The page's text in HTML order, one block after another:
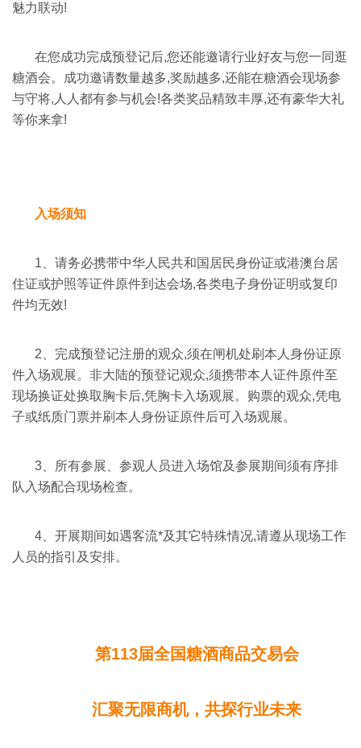
魅力联动!
在您成功完成预登记后,您还能邀请行业好友与您一同逛
糖酒会。成功邀请数量越多,奖励越多,还能在糖酒会现场参
与守将,人人都有参与机会!各类奖品精致丰厚,还有豪华大礼
等你来拿!
入场须知
1、请务必携带中华人民共和国居民身份证或港澳台居
住证或护照等证件原件到达会场,各类电子身份证明或复印
件均无效!
2、 完成预登记注册的观众,须在闸机处刷本人身份证原
件入场观展。非大陆的预登记观众,须携带本人证件原件至
现场换证处换取胸卡后,凭胸卡入场观展。购票的观众,凭电
子或纸质门票并刷本人身份证原件后可入场观展。
3、
所有参展、参观人员进入场馆及参展期间须有序排
队入场配合现场检查。
4
开展期间如遇客流*及其它特殊情况,请遵从现场工作
人员的指引及安排。
第113届全国糖酒商品交易会
汇聚无限商机，共探行业未来